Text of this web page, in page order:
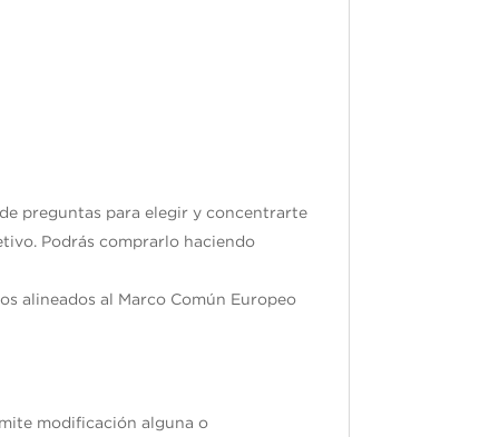
preguntas para elegir y concentrarte
Podrás comprarlo haciendo
alineados al Marco Común Europeo
modificación alguna o